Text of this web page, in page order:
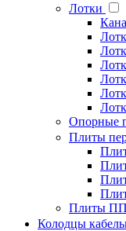
Лотки
Опорные
Плиты
Плиты ПП
Колодцы